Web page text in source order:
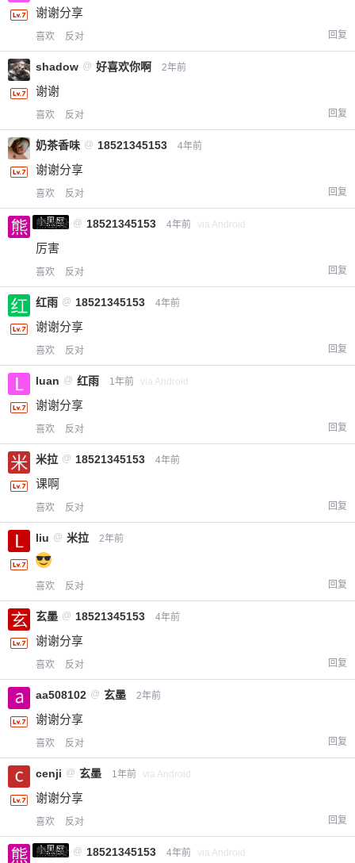
20 50
谢谢分享
喜欢 反对 回复
shadow @ 好喜欢你啊 2年前
谢谢
喜欢 反对 回复
奶茶香味 @ 18521345153 4年前
谢谢分享
喜欢 反对 回复
小黑屋
熊出没 @ 18521345153 4年前 via Android
厉害
喜欢 反对 回复
红雨 @ 18521345153 4年前
谢谢分享
喜欢 反对 回复
luan @ 红雨 1年前 via Android
谢谢分享
喜欢 反对 回复
米拉 @ 18521345153 4年前
课啊
喜欢 反对 回复
liu @ 米拉 2年前
喜欢 反对 回复
玄墨 @ 18521345153 4年前
谢谢分享
喜欢 反对 回复
aa508102 @ 玄墨 2年前
谢谢分享
喜欢 反对 回复
cenji @ 玄墨 1年前 via Android
谢谢分享
喜欢 反对 回复
小黑屋
熊出没 @ 18521345153 4年前 via Android
6位以上